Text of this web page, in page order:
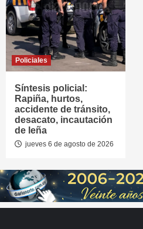
Policiales
Síntesis policial:
Rapiña, hurtos,
accidente de tránsito,
desacato, incautación
de leña
jueves 6 de agosto de 2026